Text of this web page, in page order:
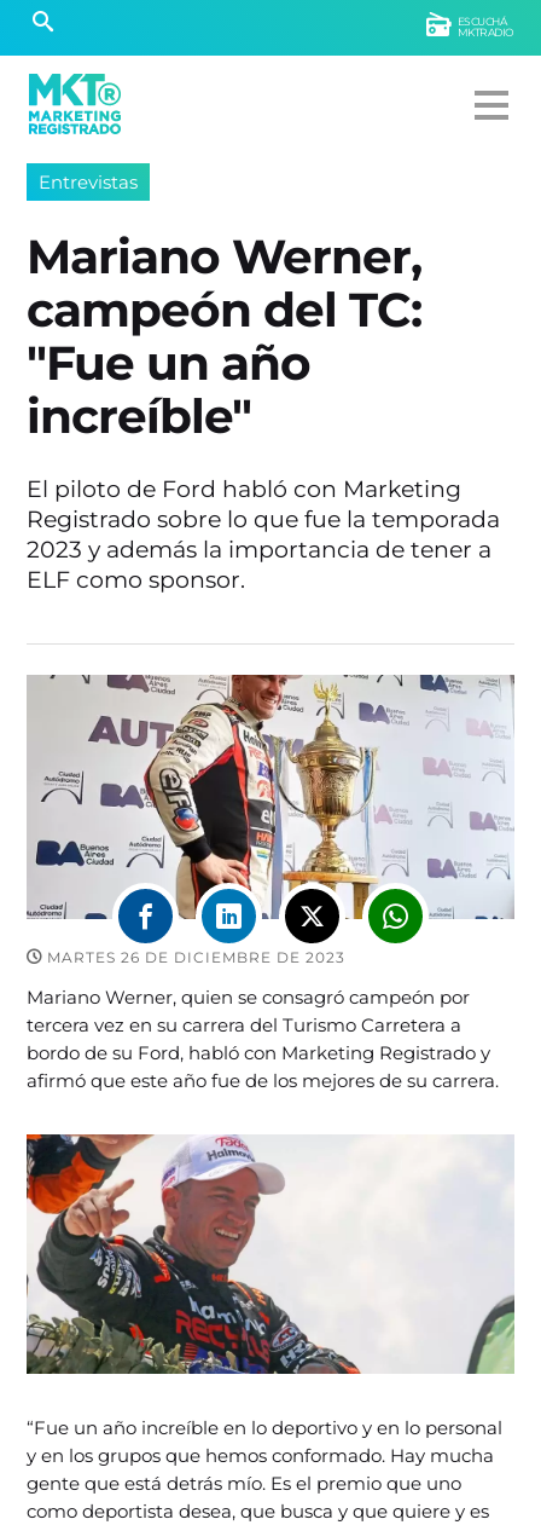
ESCUCHÁ
MKTRADIO
Entrevistas
Mariano Werner,
campeón del TC:
"Fue un año
increíble"
El piloto de Ford habló con Marketing
Registrado sobre lo que fue la temporada
2023 y además la importancia de tener a
ELF como sponsor.
MARTES 26 DE DICIEMBRE DE 2023
Mariano Werner, quien se consagró campeón por
tercera vez en su carrera del Turismo Carretera a
bordo de su Ford, habló con Marketing Registrado y
afirmó que este año fue de los mejores de su carrera.
“Fue un año increíble en lo deportivo y en lo personal
y en los grupos que hemos conformado. Hay mucha
gente que está detrás mío. Es el premio que uno
como deportista desea, que busca y que quiere y es